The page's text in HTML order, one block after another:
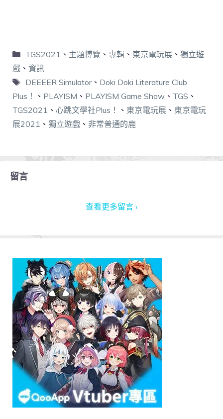
TGS2021 、 主題博覽 、 專輯、 東京電玩展、 獨立遊
戲 、 資訊
DEEEER Simulator、 Doki Doki Literature Club
Plus！
、 PLAYISM 、 PLAYISM Game Show 、 TGS 、
TGS2021 、 心跳文學社Plus！ 、 東京電玩展 、 東京電玩
展2021 、 獨立遊戲 、 非常普通的鹿
留言
查看更多留言 ›